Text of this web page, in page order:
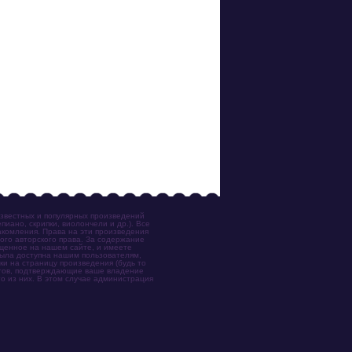
и популярных произведений
скрипки, виолончели и др.). Все
Права на эти произведения
авторского права. За содержание
на нашем сайте, и имеете
доступна нашим пользователям,
на страницу произведения (будь то
подтверждающие ваше владение
из них. В этом случае администрация